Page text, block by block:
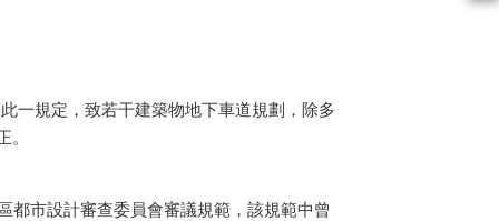
一規定，致若干建築物地下車道規劃，除多
市設計審查委員會審議規範，該規範中曾